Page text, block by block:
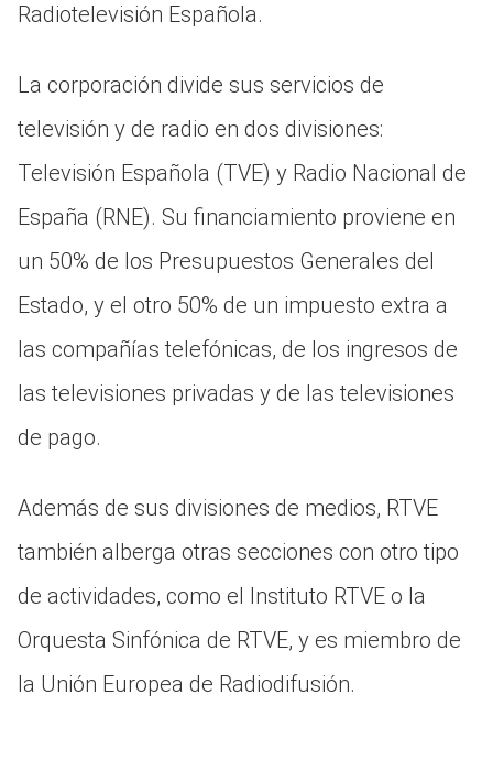
Radiotelevisión Española.
La corporación divide sus servicios de
televisión y de radio en dos divisiones:
Televisión Española (TVE) y Radio Nacional de
España (RNE). Su financiamiento proviene en
un 50% de los Presupuestos Generales del
Estado, y el otro 50% de un impuesto extra a
las compañías telefónicas, de los ingresos de
las televisiones privadas y de las televisiones
de pago.
Además de sus divisiones de medios, RTVE
también alberga otras secciones con otro tipo
de actividades, como el Instituto RTVE o la
Orquesta Sinfónica de RTVE, y es miembro de
la Unión Europea de Radiodifusión.